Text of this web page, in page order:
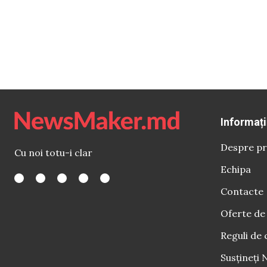
Cu noi totu-i clar
Despre
Echipa
Contacte
Oferte
Reguli de
Susțineți